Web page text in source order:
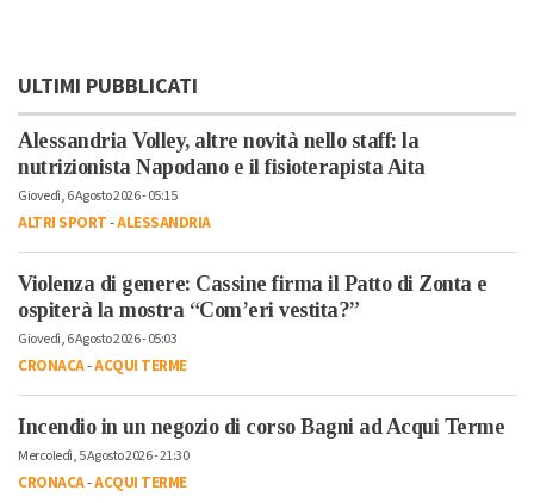
ULTIMI PUBBLICATI
Alessandria Volley, altre novità nello staff: la
nutrizionista Napodano e il fisioterapista Aita
Giovedì, 6 Agosto 2026 - 05:15
ALTRI SPORT-ALESSANDRIA
Violenza di genere: Cassine firma il Patto di Zonta e
ospiterà la mostra “Com’eri vestita?”
Giovedì, 6 Agosto 2026 - 05:03
CRONACA-ACQUI TERME
Incendio in un negozio di corso Bagni ad Acqui Terme
Mercoledì, 5 Agosto 2026 - 21:30
CRONACA-ACQUI TERME